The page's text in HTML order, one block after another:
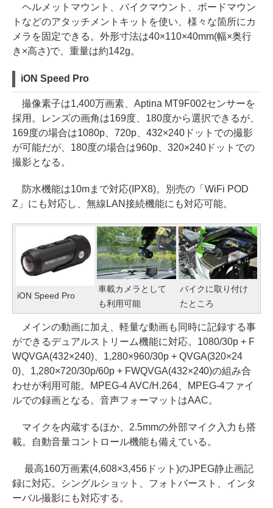
ヘルメットマウント、バイクマウント、ボードマウン
トなどのアタッチメントキットを使い、様々な箇所にカ
メラを固定できる。外形寸法は40×110×40mm(幅×奥行
き×高さ)で、重量は約142g。
iON Speed Pro
撮像素子は1,400万画素、Aptina MT9F002センサーを
採用。レンズの画角は169度、180度から選択できるが、
169度の場合は1080p、720p、432×240ドットでの撮影
が可能だが、180度の場合は960p、320×240ドットでの
撮影となる。
防水機能は10mまで対応(IPX8)。別売の「WiFi POD
Z」にも対応し、無線LAN接続機能にも対応可能。
iON Speed Pro
車載カメラとして
も利用可能
バイクに取り付け
たところ
メインの動画に加え、軽量な動画も同時に記録する事
ができるデュアルストリーム機能に対応。1080/30p + F
WQVGA(432×240)、1,280×960/30p + QVGA(320×24
0)、1,280×720/30p/60p + FWQVGA(432×240)の組み合
わせが利用可能。MPEG-4 AVC/H.264、MPEG-4ファイ
ルでの録画となる。音声フォーマットはAAC。
マイクを内蔵するほか、2.5mmの外部マイク入力も搭
載。自動音量コントロール機能も備えている。
最高160万画素(4,608×3,456ドット)のJPEG静止画記
録に対応。シングルショット、フォトバースト、インタ
ーバル撮影にも対応する。